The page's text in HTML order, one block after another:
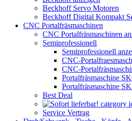
Beckhoff Servo Motoren
Beckhoff Digital Kompakt
CNC Portalfräsmaschinen
CNC Portalfräsmaschinen
Semiprofessionell
Semiprofessionell
CNC-
CNC-
Portalfräsmaschine
Portalfräsmaschine
Best Deal
Service Vertrag